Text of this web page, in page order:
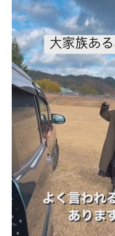
ビジネスと働き方のヒント
AI活用のいまが分かる
企業ITのトレンドを詳説
経営リーダーのコミュニテ
マーケ×ITの今がよく分かる
ITエンジニア向け専門サイ
企業向けIT製品の総合サイ
IT製品の技術・比較・事例
製造業のIT導入・活用を支